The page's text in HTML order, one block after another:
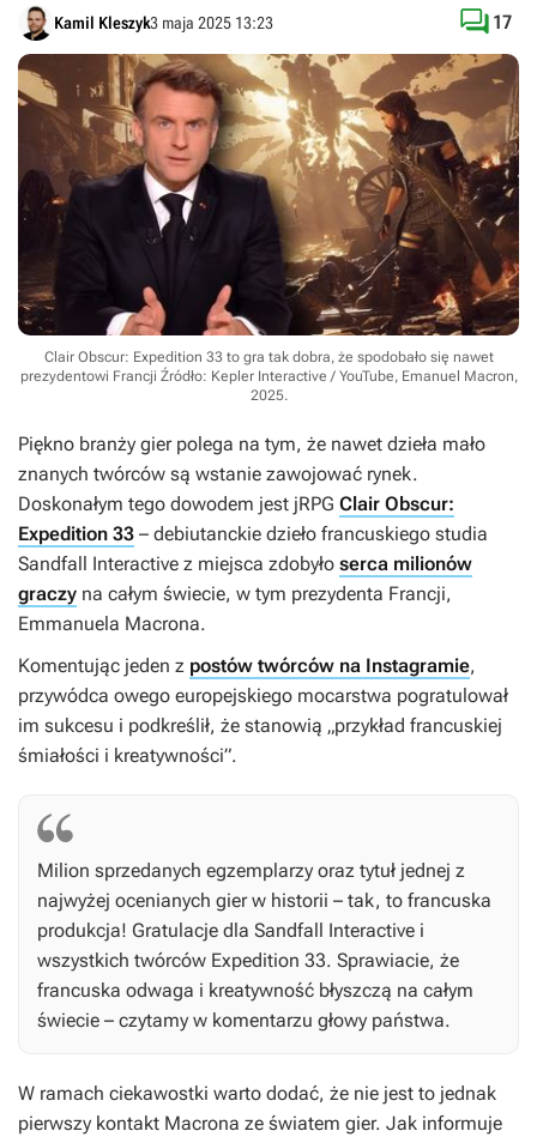
Kamil Kleszyk3 maja 2025 13:23  17
Clair Obscur: Expedition 33 to gra tak dobra, że spodobało się nawet
prezydentowi Francji Źródło: Kepler Interactive / YouTube, Emanuel Macron,
2025.
Piękno branży gier polega na tym, że nawet dzieła mało
znanych twórców są wstanie zawojować rynek.
Doskonałym tego dowodem jest jRPG Clair Obscur:
Expedition 33 – debiutanckie dzieło francuskiego studia
Sandfall Interactive z miejsca zdobyło serca milionów
graczy na całym świecie, w tym prezydenta Francji,
Emmanuela Macrona.
Komentując jeden z postów twórców na Instagramie,
przywódca owego europejskiego mocarstwa pogratulował
im sukcesu i podkreślił, że stanowią „przykład francuskiej
śmiałości i kreatywności”.
Milion sprzedanych egzemplarzy oraz tytuł jednej z
najwyżej ocenianych gier w historii – tak, to francuska
produkcja! Gratulacje dla Sandfall Interactive i
wszystkich twórców Expedition 33. Sprawiacie, że
francuska odwaga i kreatywność błyszczą na całym
świecie – czytamy w komentarzu głowy państwa.
W ramach ciekawostki warto dodać, że nie jest to jednak
pierwszy kontakt Macrona ze światem gier. Jak informuje